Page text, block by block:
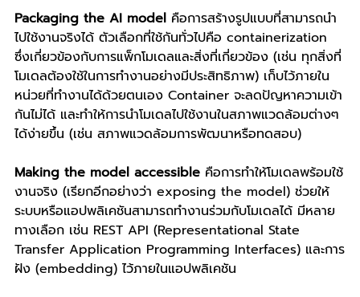
Packaging the AI model คือการสร้างรูปแบบที่สามารถนำ
ไปใช้งานจริงได้ ตัวเลือกที่ใช้กันทั่วไปคือ containerization
ซึ่งเกี่ยวข้องกับการแพ็กโมเดลและสิ่งที่เกี่ยวข้อง (เช่น ทุกสิ่งที่
โมเดลต้องใช้ในการทำงานอย่างมีประสิทธิภาพ) เก็บไว้ภายใน
หน่วยที่ทำงานได้ด้วยตนเอง Container จะลดปัญหาความเข้า
กันไม่ได้ และทำให้การนำโมเดลไปใช้งานในสภาพแวดล้อมต่างๆ
ได้ง่ายขึ้น (เช่น สภาพแวดล้อมการพัฒนาหรือทดสอบ)
Making the model accessible คือการทำให้โมเดลพร้อมใช้
งานจริง (เรียกอีกอย่างว่า exposing the model) ช่วยให้
ระบบหรือแอปพลิเคชันสามารถทำงานร่วมกับโมเดลได้ มีหลาย
ทางเลือก เช่น REST API (Representational State
Transfer Application Programming Interfaces) และการ
ฝัง (embedding) ไว้ภายในแอปพลิเคชัน